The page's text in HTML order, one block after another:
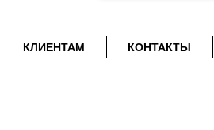
КЛИЕНТАМ КОНТАКТЫ